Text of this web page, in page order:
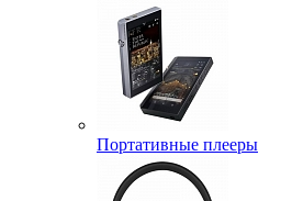
Портативные плееры